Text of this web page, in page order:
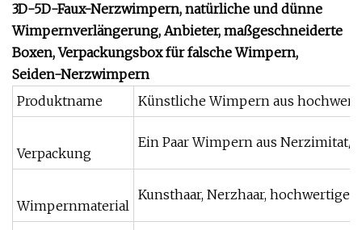
3D-5D-Faux-Nerzwimpern, natürliche und dünne
Wimpernverlängerung, Anbieter, maßgeschneiderte
Boxen, Verpackungsbox für falsche Wimpern,
Seiden-Nerzwimpern
Produktname
Künstliche Wimpern aus
Verpackung
Ein Paar Wimpern aus Nerzimitat/
Wimpernmaterial
Kunsthaar, Nerzhaar, hochwertige